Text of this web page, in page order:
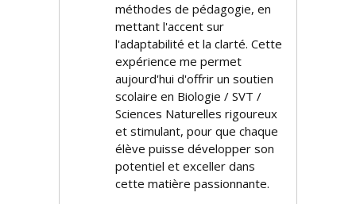
méthodes de pédagogie, en
mettant l'accent sur
l'adaptabilité et la clarté. Cette
expérience me permet
aujourd'hui d'offrir un soutien
scolaire en Biologie / SVT /
Sciences Naturelles rigoureux
et stimulant, pour que chaque
élève puisse développer son
potentiel et exceller dans
cette matière passionnante.